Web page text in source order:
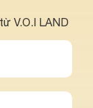
V.O.I LAND